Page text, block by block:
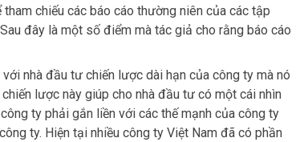
chiếu các báo cáo thường niên của các tập
đây là một số điểm mà tác giả cho rằng báo cáo
nhà đầu tư chiến lược dài hạn của công ty mà nó
lược này giúp cho nhà đầu tư có một cái nhìn
ty phải gắn liền với các thế mạnh của công ty
ty. Hiện tại nhiều công ty Việt Nam đã có phần